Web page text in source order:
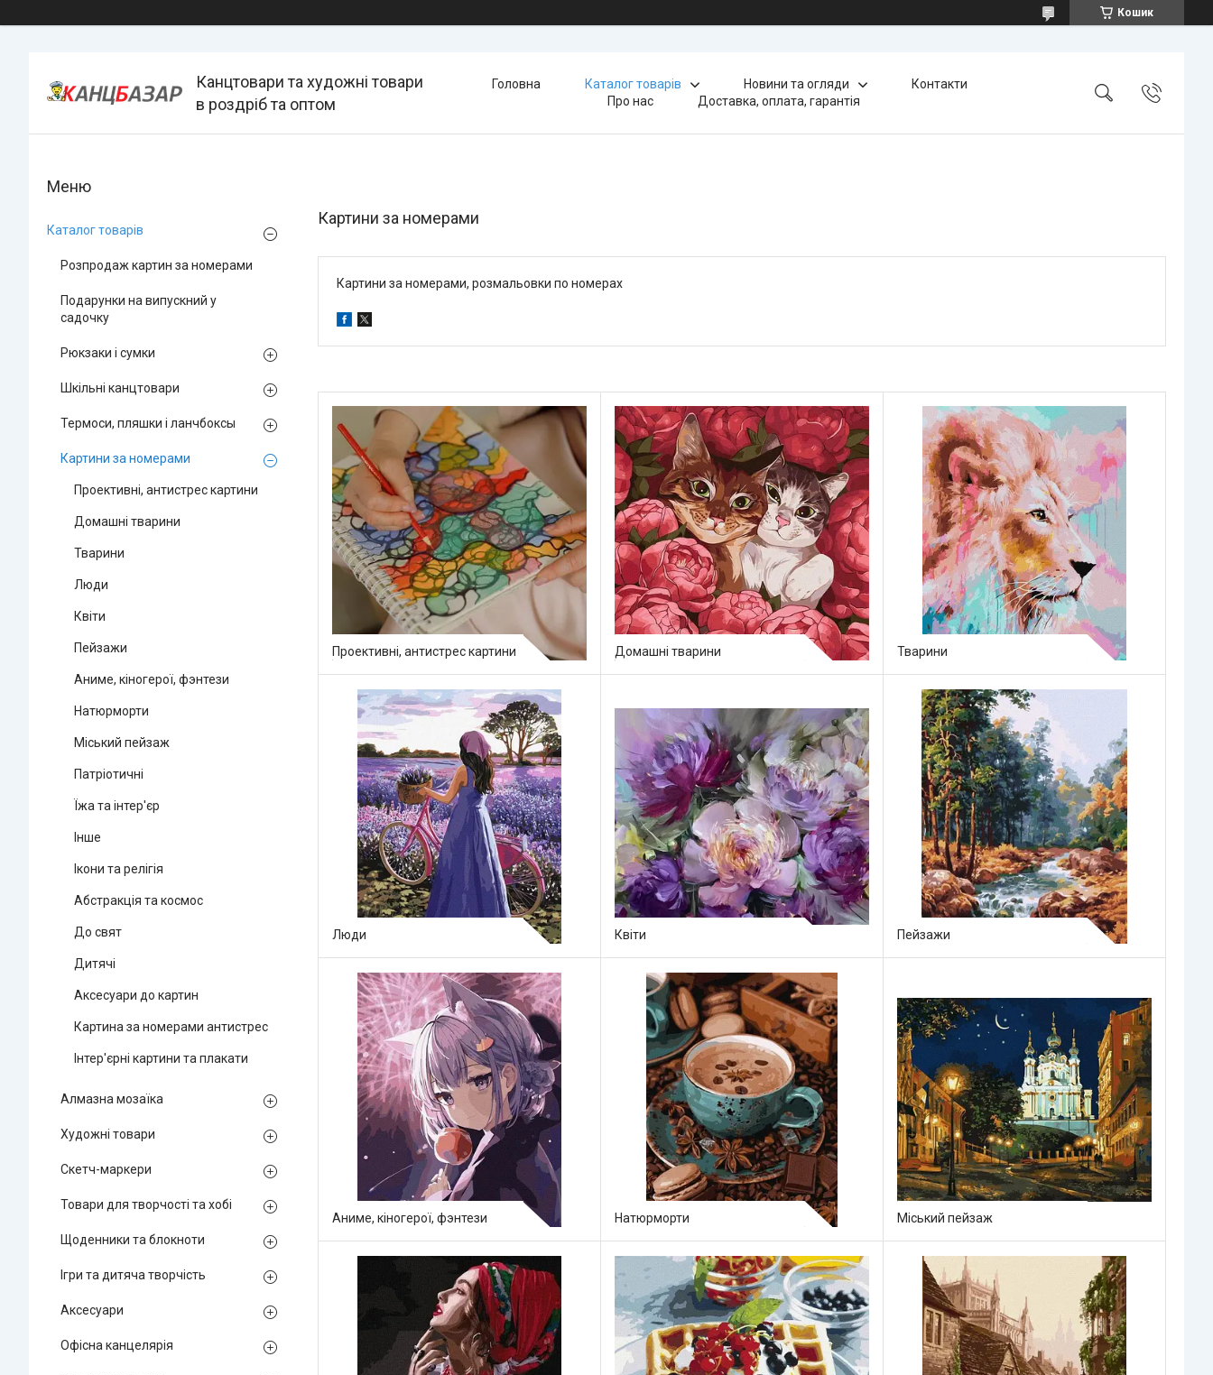
Кошик
Канцтовари та художні товари
в роздріб та оптом
Головна Каталог товарів Новини та огляди
Контакти
Про нас
Доставка, оплата, гарантія
Картини за номерами
Картини за номерами, розмальовки по номерах
Проективні, антистрес картини Домашні тварини Тварини
Люди Квіти Пейзажи
Аниме, кіногерої, фэнтези Натюрморти Міський пейзаж
Каталог товарів
Розпродаж картин за номерами
Подарунки на випускний у
садочку
Рюкзаки і сумки
Шкільні канцтовари
Термоси, пляшки і ланчбоксы
Картини за номерами
Проективні, антистрес картини
Домашні тварини
Тварини
Люди
Квіти
Пейзажи
Аниме, кіногерої, фэнтези
Натюрморти
Міський пейзаж
Патріотичні
Їжа та інтер'єр
Інше
Ікони та релігія
Абстракція та космос
До свят
Дитячі
Аксесуари до картин
Картина за номерами антистрес
Інтер'єрні картини та плакати
Алмазна мозаїка
Художні товари
Скетч-маркери
Товари для творчості та хобі
Щоденники та блокноти
Ігри та дитяча творчість
Аксесуари
Офісна канцелярія